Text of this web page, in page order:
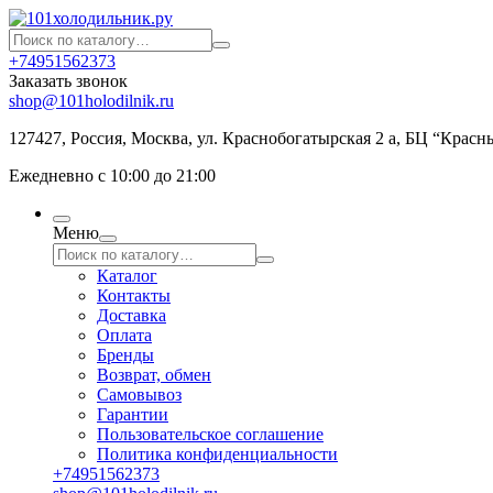
+74951562373
Заказать звонок
shop@101holodilnik.ru
127427, Россия, Москва, ул. Краснобогатырская 2 а, БЦ
Ежедневно с 10:00 до 21:00
Меню
Каталог
Контакты
Доставка
Оплата
Бренды
Возврат, обмен
Самовывоз
Гарантии
Пользовательское соглашение
Политика конфиденциальности
+74951562373